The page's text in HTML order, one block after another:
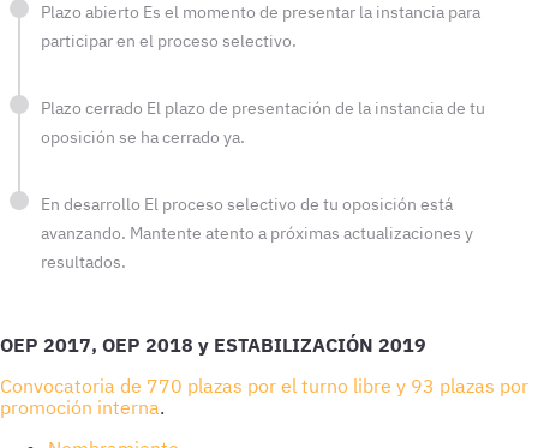
Plazo abierto Es el momento de presentar la instancia para
participar en el proceso selectivo.
Plazo cerrado El plazo de presentación de la instancia de tu
oposición se ha cerrado ya.
En desarrollo El proceso selectivo de tu oposición está
avanzando. Mantente atento a próximas actualizaciones y
resultados.
OEP 2017, OEP 2018 y ESTABILIZACIÓN 2019
Convocatoria de 770 plazas por el turno libre y 93 plazas por
promoción interna.